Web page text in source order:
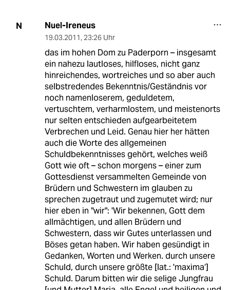
N Nuel-Ireneus
19.03.2011, 23:26 Uhr
das im hohen Dom zu Paderporn – insgesamt
ein nahezu lautloses, hilfloses, nicht ganz
hinreichendes, wortreiches und so aber auch
selbstredendes Bekenntnis/Geständnis vor
noch namenloserem, geduldetem,
vertuschtem, verharmlostem, und meistenorts
nur selten entschieden aufgearbeitetem
Verbrechen und Leid. Genau hier her hätten
auch die Worte des allgemeinen
Schuldbekenntnisses gehört, welches weiß
Gott wie oft – schon morgens – einer zum
Gottesdienst versammelten Gemeinde von
Brüdern und Schwestern im glauben zu
sprechen zugetraut und zugemutet wird; nur
hier eben in "wir": 'Wir bekennen, Gott dem
allmächtigen, und allen Brüdern und
Schwestern, dass wir Gutes unterlassen und
Böses getan haben. Wir haben gesündigt in
Gedanken, Worten und Werken. durch unsere
Schuld, durch unsere größte [lat.: 'maxima‘]
Schuld. Darum bitten wir die selige Jungfrau